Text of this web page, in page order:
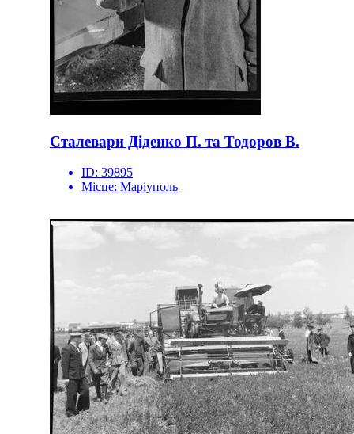
Сталевари Діденко П. та Тодоров В.
ID: 39895
Місце: Маріуполь